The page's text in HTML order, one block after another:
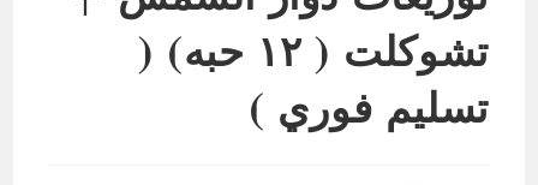
تشوكلت ( ١٢ حبه) (
تسليم فوري )